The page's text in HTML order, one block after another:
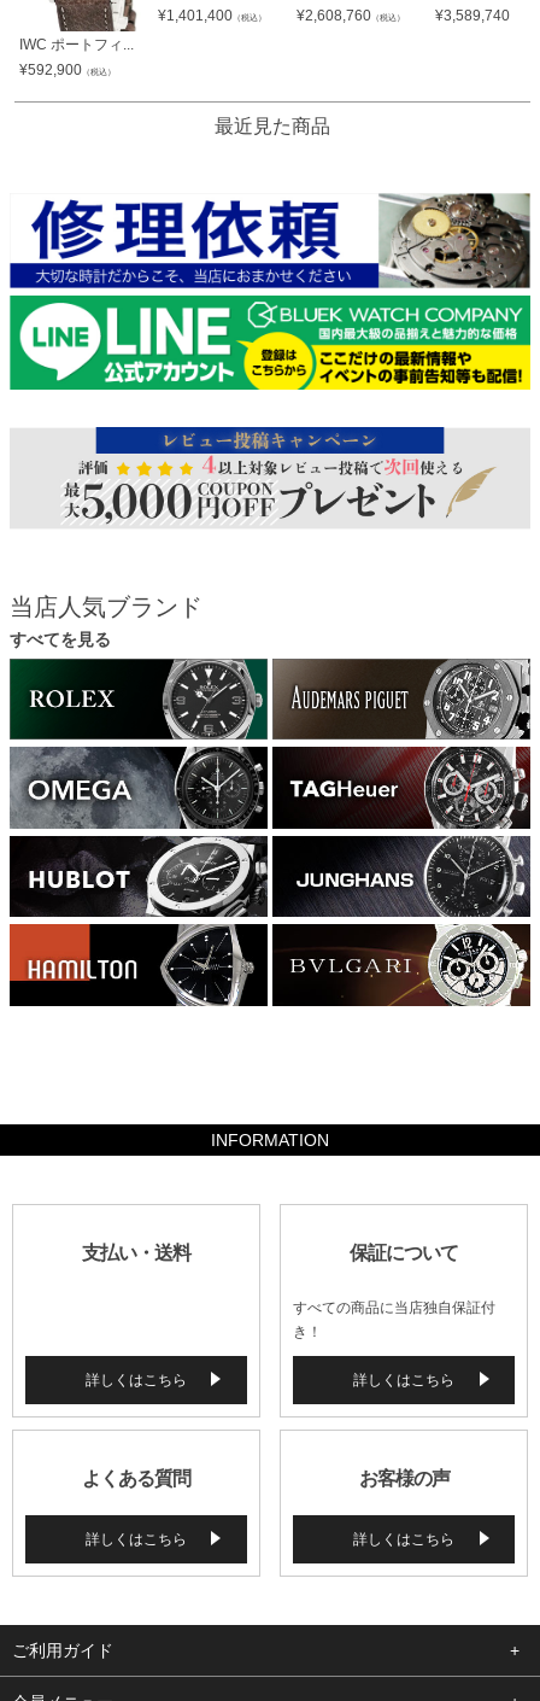
IWC ポートフィ...
¥592,900 （税込）
¥1,401,400 （税込）
¥2,608,760 （税込）
¥3,589,740
最近見た商品
当店人気ブランド
すべてを見る
INFORMATION
支払い・送料
詳しくはこちら
保証について
すべての商品に当店独自保証付
き！
詳しくはこちら
よくある質問
詳しくはこちら
お客様の声
詳しくはこちら
ご利用ガイド